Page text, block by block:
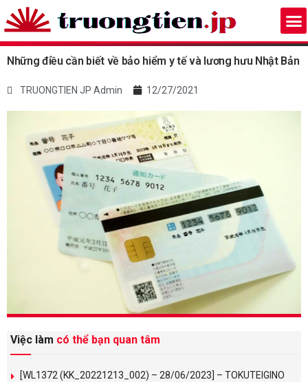
Những điều cần biết về bảo hiểm y tế và lương hưu Nhật Bản
TRUONGTIEN JP Admin 12/27/2021
Việc làm có thể bạn quan tâm
[WL1372 (KK_20221213_002) – 28/06/2023] – TOKUTEIGINO